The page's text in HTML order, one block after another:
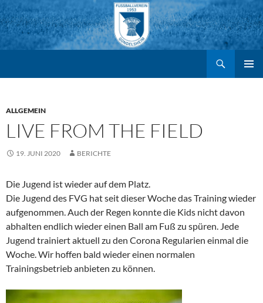
Zum
Inhalt
springen
ALLGEMEIN
LIVE FROM THE FIELD
19. JUNI 2020 BERICHTE
Die Jugend ist wieder auf dem Platz.
Die Jugend des FVG hat seit dieser Woche das Training wieder
aufgenommen. Auch der Regen konnte die Kids nicht davon
abhalten endlich wieder einen Ball am Fuß zu spüren. Jede
Jugend trainiert aktuell zu den Corona Regularien einmal die
Woche. Wir hoffen bald wieder einen normalen
Trainingsbetrieb anbieten zu können.